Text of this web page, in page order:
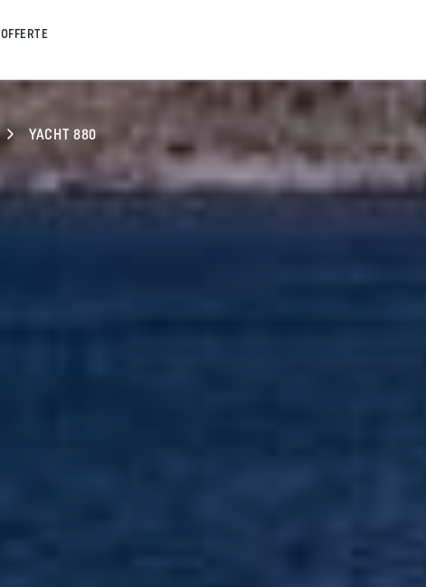
OFFERTE
YACHT 880